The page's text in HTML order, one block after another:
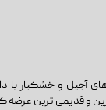
آجیل و خشکبار
و قدیمی ترین